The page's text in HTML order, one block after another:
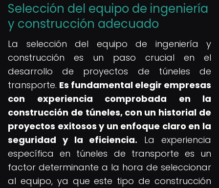
Selección del equipo de ingeniería
y construcción adecuado
La selección del equipo de ingeniería y
construcción es un paso crucial en el
desarrollo de proyectos de túneles de
transporte. Es fundamental elegir empresas
con experiencia comprobada en la
construcción de túneles, con un historial de
proyectos exitosos y un enfoque claro en la
seguridad y la eficiencia. La experiencia
específica en túneles de transporte es un
factor determinante a la hora de seleccionar
al equipo, ya que este tipo de construcción